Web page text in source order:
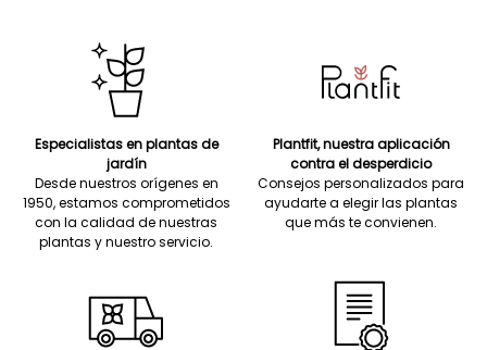
Especialistas en plantas de
jardín
Desde nuestros orígenes en
1950, estamos comprometidos
con la calidad de nuestras
plantas y nuestro servicio.
Plantfit, nuestra aplicación
contra el desperdicio
Consejos personalizados para
ayudarte a elegir las plantas
que más te convienen.